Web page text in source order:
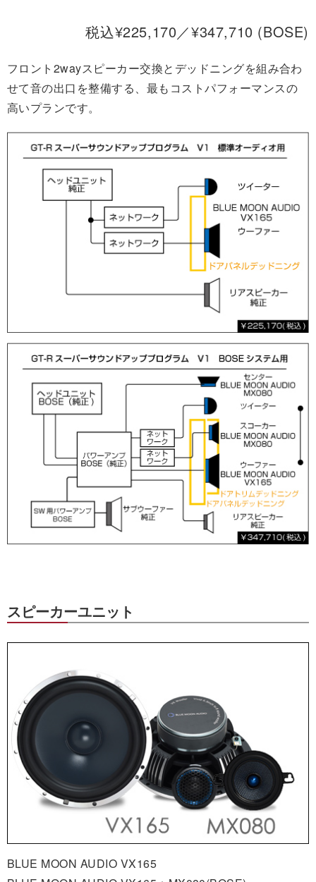
税込¥225,170／¥347,710 (BOSE)
フロント2wayスピーカー交換とデッドニングを組み合わ
せて音の出口を整備する、最もコストパフォーマンスの
高いプランです。
スピーカーユニット
BLUE MOON AUDIO VX165